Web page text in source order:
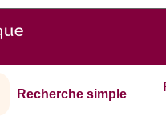
Recherche simple